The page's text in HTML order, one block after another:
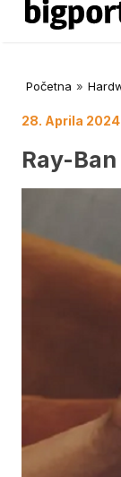
Početna »
28. Aprila
Ray-